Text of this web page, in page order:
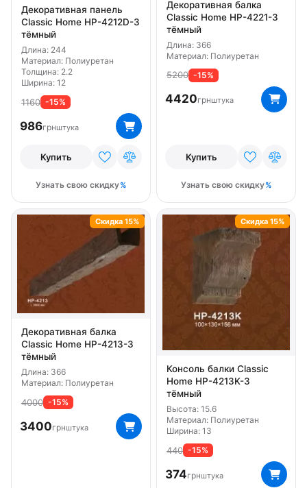
Декоративная панель
Classic Home HP-4212D-3
тёмный
Длина: 244
Материал: Полиуретан
Толщина: 2.2
Ширина: 12
1160 -15%
986грнштука
Купить
Узнать свою скидку
Декоративная балка
Classic Home HP-4221-3
тёмный
Длина: 366
Материал: Полиуретан
5200 -15%
4420грнштука
Купить
Узнать свою скидку
Декоративная балка
Classic Home HP-4213-3
тёмный
Длина: 366
Материал: Полиуретан
4000 -15%
3400грнштука
Скидка 15%
Консоль балки Classic
Home HP-4213K-3
тёмный
Высота: 15.6
Материал: Полиуретан
Ширина: 13
440 -15%
374грнштука
Скидка 15%